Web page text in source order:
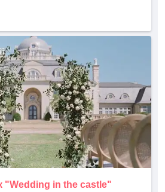
"Wedding in the castle"